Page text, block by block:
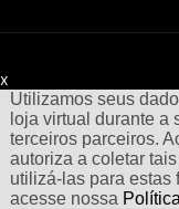
x
Utilizamos seus
loja virtual durante a
terceiros parceiros.
autoriza a coletar
utilizá-las para estas
acesse nossa